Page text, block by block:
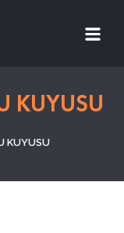
KUYUSU
KUYUSU